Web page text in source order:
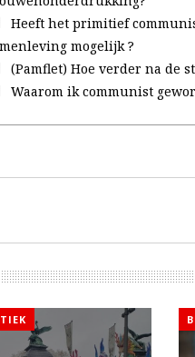
Heeft het primitief
mogelijk ?
(Pamflet) Hoe verder na de
Waarom ik communist